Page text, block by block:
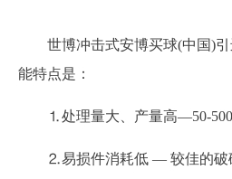
世博冲击式安博买球(中国)
能特点是：
⒈处理量大、产量高—50-
⒉易损件消耗低 — 较佳的破